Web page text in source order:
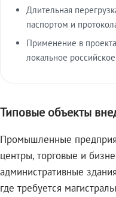
Длительная
паспортом и
Применение в
локальное
Типовые объекты
Промышленные
центры, торговые и
административные
где требуется